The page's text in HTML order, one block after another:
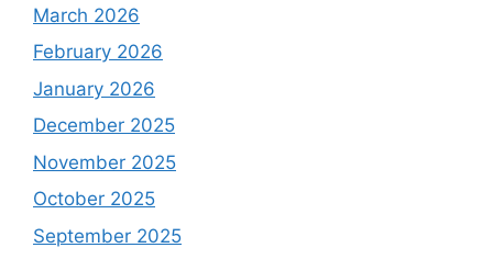
March 2026
February 2026
January 2026
December 2025
November 2025
October 2025
September 2025